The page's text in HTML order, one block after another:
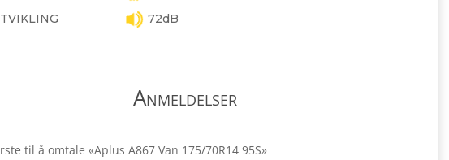
72dB
Anmeldelser
til å omtale «Aplus A867 Van 175/70R14 95S»